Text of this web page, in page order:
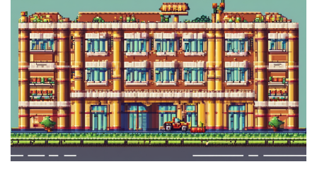
СВОЙСТВА МЕТАЛЛОВ СОРТА МЕТАЛЛОВ
СТАТЬИ